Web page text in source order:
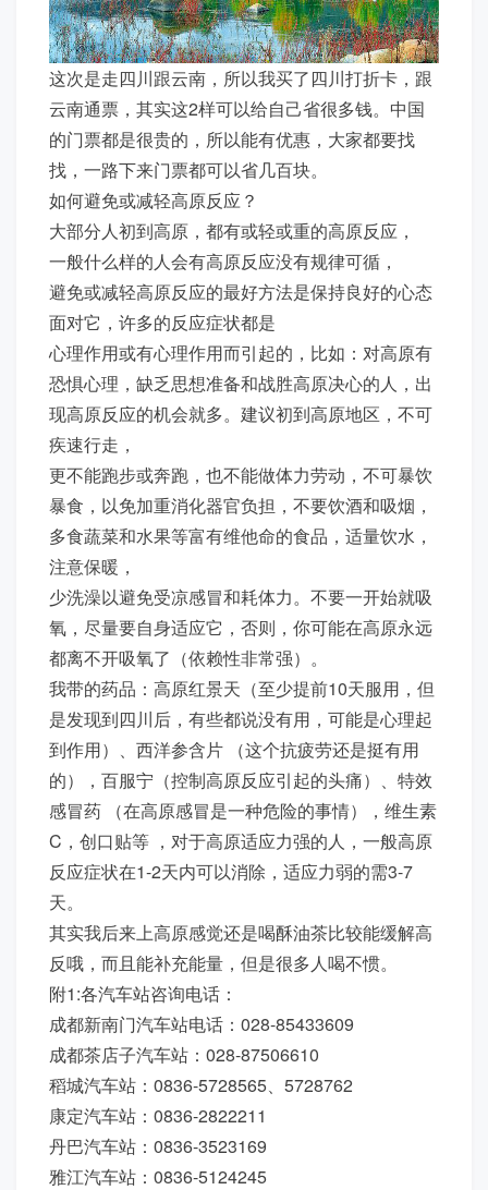
这次是走四川跟云南，所以我买了四川打折卡，跟
云南通票，其实这2样可以给自己省很多钱。中国
的门票都是很贵的，所以能有优惠，大家都要找
找，一路下来门票都可以省几百块。
如何避免或减轻高原反应？
大部分人初到高原，都有或轻或重的高原反应，
一般什么样的人会有高原反应没有规律可循，
避免或减轻高原反应的最好方法是保持良好的心态
面对它，许多的反应症状都是
心理作用或有心理作用而引起的，比如：对高原有
恐惧心理，缺乏思想准备和战胜高原决心的人，出
现高原反应的机会就多。建议初到高原地区，不可
疾速行走，
更不能跑步或奔跑，也不能做体力劳动，不可暴饮
暴食，以免加重消化器官负担，不要饮酒和吸烟，
多食蔬菜和水果等富有维他命的食品，适量饮水，
注意保暖，
少洗澡以避免受凉感冒和耗体力。不要一开始就吸
氧，尽量要自身适应它，否则，你可能在高原永远
都离不开吸氧了（依赖性非常强）。
我带的药品：高原红景天（至少提前10天服用，但
是发现到四川后，有些都说没有用，可能是心理起
到作用）、西洋参含片 （这个抗疲劳还是挺有用
的），百服宁（控制高原反应引起的头痛）、特效
感冒药 （在高原感冒是一种危险的事情），维生素
C，创口贴等 ，对于高原适应力强的人，一般高原
反应症状在1-2天内可以消除，适应力弱的需3-7
天。
其实我后来上高原感觉还是喝酥油茶比较能缓解高
反哦，而且能补充能量，但是很多人喝不惯。
附1:各汽车站咨询电话：
成都新南门汽车站电话：028-85433609
成都茶店子汽车站：028-87506610
稻城汽车站：0836-5728565、5728762
康定汽车站：0836-2822211
丹巴汽车站：0836-3523169
雅江汽车站：0836-5124245